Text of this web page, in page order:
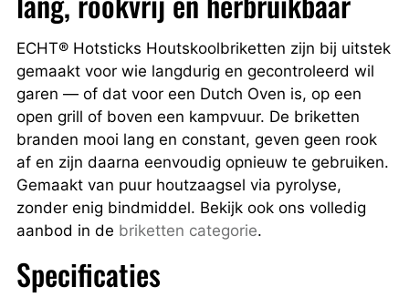
ECHT® Hotsticks Houtskoolbriketten zijn bij uitstek
gemaakt voor wie langdurig en gecontroleerd wil
garen — of dat voor een Dutch Oven is, op een
open grill of boven een kampvuur. De briketten
branden mooi lang en constant, geven geen rook
af en zijn daarna eenvoudig opnieuw te gebruiken.
Gemaakt van puur houtzaagsel via pyrolyse,
zonder enig bindmiddel. Bekijk ook ons volledig
aanbod in de briketten categorie.
Specificaties